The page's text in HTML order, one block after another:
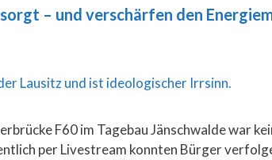
– und verschärfen den
F60 im Tagebau Jänschwalde war
per Livestream konnten Bürger